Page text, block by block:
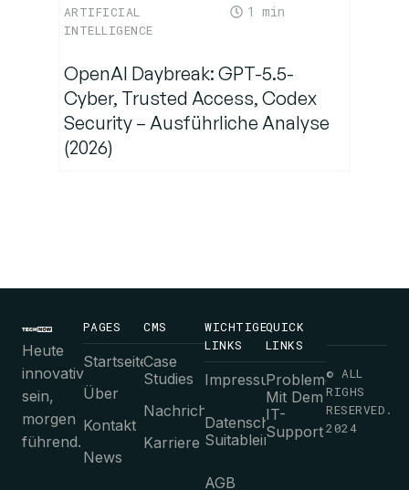
ARTIFICIAL
INTELLIGENCE
1
OpenAI Daybreak: GPT-5.5-
Cyber, Trusted Access, Codex
Security – Ausführliche Analyse
(2026)
Heute
innovativ
sein,
morgen
führend.
PAGES
Startseite
Über
Kontakt
News
CMS
Case
Studies
Nachrichten
Karriere
WICHTIGE
LINKS
Impressum
Datenschutz-
Suitableimmungen
AGB
QUICK
LINKS
Probleme
Mit Dem
IT-
Support
© ALL
RIGHS
RESERVED.
2024